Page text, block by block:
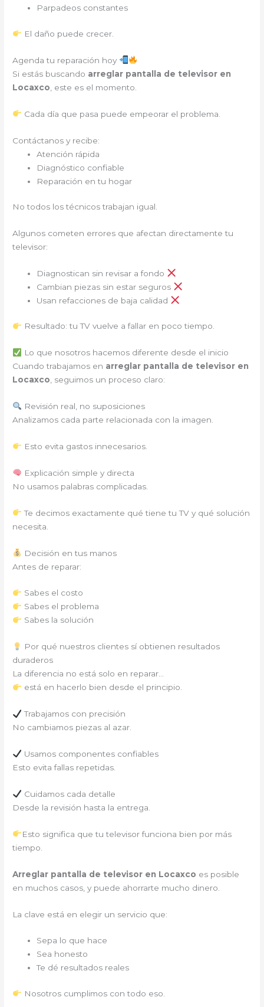
Parpadeos constantes
El daño puede crecer.
Agenda tu reparación hoy
Si estás buscando arreglar pantalla de televisor en
Locaxco , este es el momento.
Cada día que pasa puede empeorar el problema.
Contáctanos y recibe:
Atención rápida
Diagnóstico confiable
Reparación en tu hogar
No todos los técnicos trabajan igual.
Algunos cometen errores que afectan directamente tu
televisor:
Diagnostican sin revisar a fondo
Cambian piezas sin estar seguros
Usan refacciones de baja calidad
Resultado: tu TV vuelve a fallar en poco tiempo.
Lo que nosotros hacemos diferente desde el inicio
Cuando trabajamos en arreglar pantalla de televisor en
Locaxco , seguimos un proceso claro:
Revisión real, no suposiciones
Analizamos cada parte relacionada con la imagen.
Esto evita gastos innecesarios.
Explicación simple y directa
No usamos palabras complicadas.
Te decimos exactamente qué tiene tu TV y qué solución
necesita.
Decisión en tus manos
Antes de reparar:
Sabes el costo
Sabes el problema
Sabes la solución
Por qué nuestros clientes sí obtienen resultados
duraderos
La diferencia no está solo en reparar…
está en hacerlo bien desde el principio.
Trabajamos con precisión
No cambiamos piezas al azar.
Usamos componentes confiables
Esto evita fallas repetidas.
Cuidamos cada detalle
Desde la revisión hasta la entrega.
Esto significa que tu televisor funciona bien por más
tiempo.
Arreglar pantalla de televisor en Locaxco es posible
en muchos casos, y puede ahorrarte mucho dinero.
La clave está en elegir un servicio que:
Sepa lo que hace
Sea honesto
Te dé resultados reales
Nosotros cumplimos con todo eso.